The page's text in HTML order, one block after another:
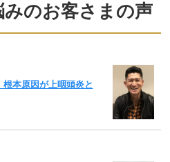
みのお客さまの声
本原因が上咽頭炎と